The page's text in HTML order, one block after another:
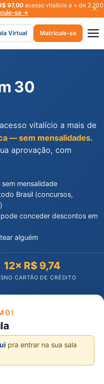
97,00acesso vitalício a + de 2.200
se →
Virtual Matricule-se
30
acesso vitalício a mais de
— sem mensalidades.
aprovação, com
mensalidade
Brasil (concursos,
conceder descontos em
alguém
12× R$ 9,74
NO CARTÃO DE CRÉDITO
pra entrar na sua sala